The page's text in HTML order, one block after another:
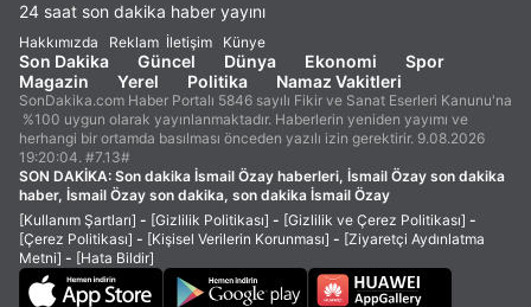
24 saat son dakika haber yayını
Hakkımızda Reklam İletişim Künye
Son Dakika Güncel Dünya Ekonomi
Spor
Magazin
Yerel Politika Namaz Vakitleri
SonDakika.com Haber Portalı 5846 sayılı Fikir ve Sanat Eserleri Kanunu'na
%100 uygun olarak yayınlanmaktadır. Haberlerin yeniden yayımı ve
herhangi bir ortamda basılması önceden yazılı izin gerektirir. 9.08.2026
19:20:04. #7.13#
SON DAKİKA: Son dakika İsmail Özay haberleri, İsmail Özay son dakika
haber, İsmail Özay son dakika, son dakika İsmail Özay
[Kullanım Şartları] - [Gizlilik Politikası] - [Gizlilik ve Çerez Politikası] -
[Çerez Politikası] - [Kişisel Verilerin Korunması] - [Ziyaretçi Aydınlatma
Metni] - [Hata Bildir]